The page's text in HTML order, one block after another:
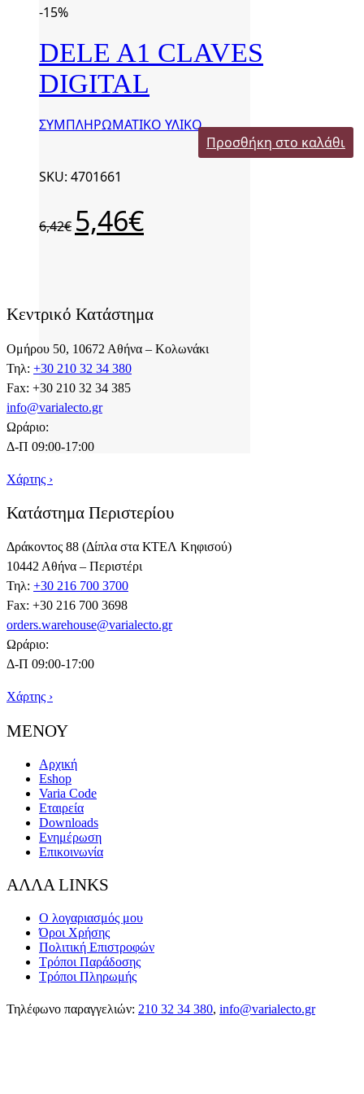
-15%
DELE A1 CLAVES
DIGITAL
ΣΥΜΠΛΗΡΩΜΑΤΙΚΟ ΥΛΙΚΟ
Προσθήκη στο καλάθι
SKU: 4701661
6,42€
Original
price
5,46€Η
τρέχουσα
Κεντρικό Κατάστημα
Ομήρου 50, 10672 Αθήνα – Κολωνάκι
Τηλ: +30 210 32 34 380
Fax: +30 210 32 34 385
info@varialecto.gr
Ωράριο:
Δ-Π 09:00-17:00
Χάρτης ›
Κατάστημα Περιστερίου
Δράκοντος 88 (Δίπλα στα ΚΤΕΛ Κηφισού)
10442 Αθήνα – Περιστέρι
Τηλ: +30 216 700 3700
Fax: +30 216 700 3698
orders.warehouse@varialecto.gr
Ωράριο:
Δ-Π 09:00-17:00
Χάρτης ›
ΜΕΝΟΥ
Αρχική
Eshop
Varia Code
Εταιρεία
Downloads
Ενημέρωση
Επικοινωνία
ΑΛΛΑ LINKS
Ο λογαριασμός μου
Όροι Χρήσης
Πολιτική Επιστροφών
Τρόποι Παράδοσης
Τρόποι Πληρωμής
Τηλέφωνο παραγγελιών: 210 32 34 380, info@varialecto.gr